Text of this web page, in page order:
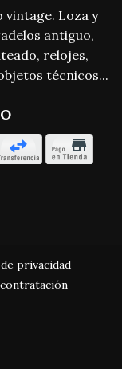
vintage. Loza y
antiguo,
relojes,
técnicos...
privacidad-
-